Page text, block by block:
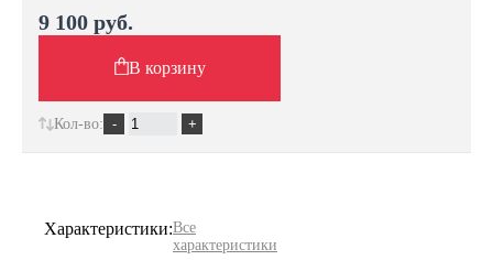
Характеристики:Все
характеристики
9 100 руб.
В корзину
Кол-во: